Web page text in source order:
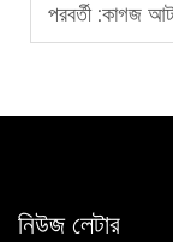
পরবর্তী :কাগজ
নিউজ লেটার